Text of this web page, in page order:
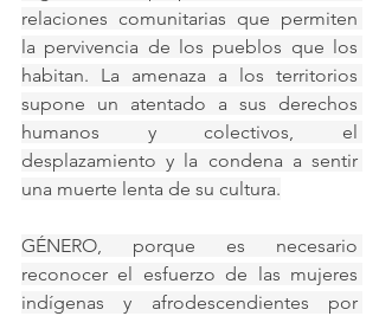
relaciones comunitarias que permiten
la pervivencia de los pueblos que los
habitan. La amenaza a los territorios
supone un atentado a sus derechos
humanos y colectivos, el
desplazamiento y la condena a sentir
una muerte lenta de su cultura.
GÉNERO, porque es necesario
reconocer el esfuerzo de las mujeres
indígenas y afrodescendientes por